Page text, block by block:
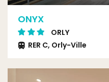
ONYX
ORLY
RER C, Orly-Ville